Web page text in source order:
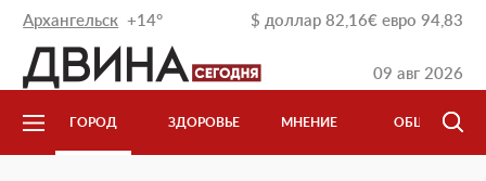
09 авг 2026
$ доллар 82,16€ евро 94,83
Архангельск +14°
ГОРОД ЗДОРОВЬЕ МНЕНИЕ ОБЩЕСТВО